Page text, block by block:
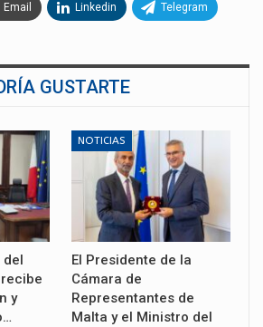
Email Linkedin Telegram
GUSTARTE
del
y
NOTICIAS
El Presidente de la
Cámara de
Representantes de
Malta y el Ministro del